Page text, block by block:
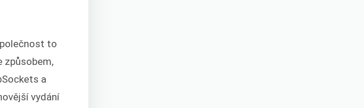
to
způsobem,
a
vydání